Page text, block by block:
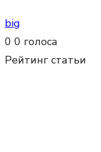
big
0 0 голоса
Рейтинг статьи